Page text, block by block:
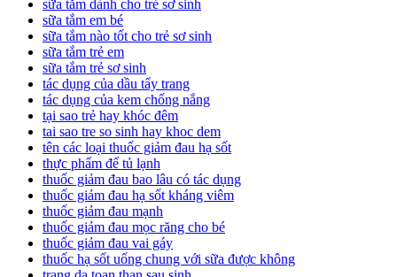
sữa tắm dành cho trẻ sơ sinh
sữa tắm em bé
sữa tắm nào tốt cho trẻ sơ sinh
sữa tắm trẻ em
sữa tắm trẻ sơ sinh
tác dụng của dầu tẩy trang
tác dụng của kem chống nắng
tại sao trẻ hay khóc đêm
tai sao tre so sinh hay khoc dem
tên các loại thuốc giảm đau hạ sốt
thực phẩm để tủ lạnh
thuốc giảm đau bao lâu có tác dụng
thuốc giảm đau hạ sốt kháng viêm
thuốc giảm đau mạnh
thuốc giảm đau mọc răng cho bé
thuốc giảm đau vai gáy
thuốc hạ sốt uống chung với sữa được không